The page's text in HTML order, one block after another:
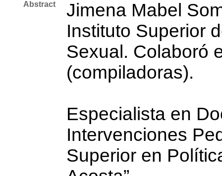
Abstract
Jimena Mabel
Instituto Superior
Sexual. Colaboró
(compiladoras).
Especialista en
Intervenciones
Superior en